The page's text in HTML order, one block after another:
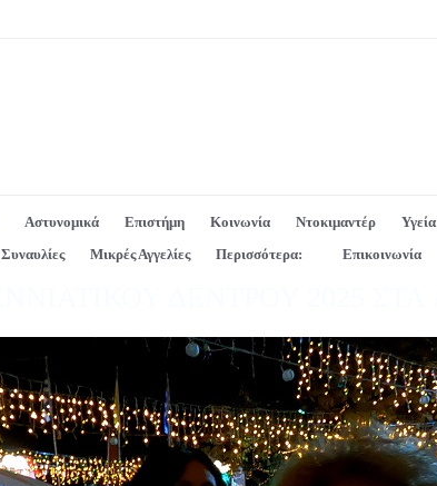
Αστυνομικά Επιστήμη Κοινωνία Ντοκιμαντέρ Υγεία
Συναυλίες Μικρές Αγγελίες Περισσότερα: Επικοινωνία